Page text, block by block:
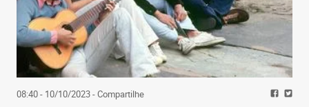
08:40 - 10/10/2023- Compartilhe